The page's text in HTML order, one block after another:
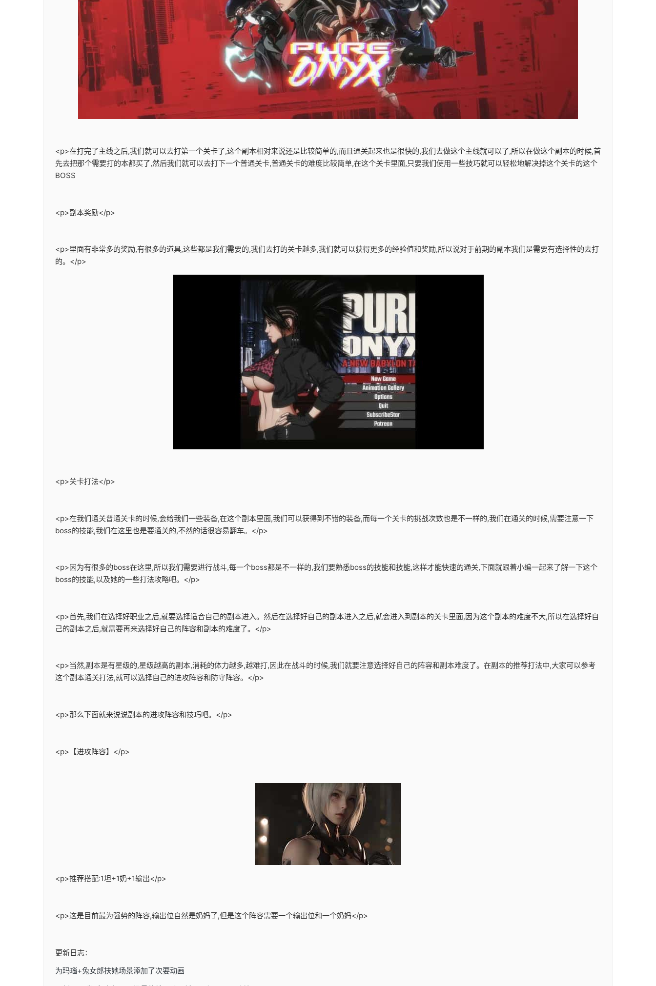
<p>在打完了主线之后,我们就可以去打第一个关卡了,这个副本相对来说还是比较简单的,而且通关起来也是很快的,我们去做这个主线就可以了,所以在做这个副本的时候,首
先去把那个需要打的本都买了,然后我们就可以去打下一个普通关卡,普通关卡的难度比较简单,在这个关卡里面,只要我们使用一些技巧就可以轻松地解决掉这个关卡的这个
BOSS
<p>副本奖励</p>
<p>里面有非常多的奖励,有很多的道具,这些都是我们需要的,我们去打的关卡越多,我们就可以获得更多的经验值和奖励,所以说对于前期的副本我们是需要有选择性的去打
的。</p>
<p>关卡打法</p>
<p>在我们通关普通关卡的时候,会给我们一些装备,在这个副本里面,我们可以获得到不错的装备,而每一个关卡的挑战次数也是不一样的,我们在通关的时候,需要注意一下
boss的技能,我们在这里也是要通关的,不然的话很容易翻车。</p>
<p>因为有很多的boss在这里,所以我们需要进行战斗,每一个boss都是不一样的,我们要熟悉boss的技能和技能,这样才能快速的通关,下面就跟着小编一起来了解一下这个
boss的技能,以及她的一些打法攻略吧。</p>
<p>首先,我们在选择好职业之后,就要选择适合自己的副本进入。然后在选择好自己的副本进入之后,就会进入到副本的关卡里面,因为这个副本的难度不大,所以在选择好自
己的副本之后,就需要再来选择好自己的阵容和副本的难度了。</p>
<p>当然,副本是有星级的,星级越高的副本,消耗的体力越多,越难打,因此在战斗的时候,我们就要注意选择好自己的阵容和副本难度了。在副本的推荐打法中,大家可以参考
这个副本通关打法,就可以选择自己的进攻阵容和防守阵容。</p>
<p>那么下面就来说说副本的进攻阵容和技巧吧。</p>
<p>【进攻阵容】</p>
<p>推荐搭配:1坦+1奶+1输出</p>
<p>这是目前最为强势的阵容,输出位自然是奶妈了,但是这个阵容需要一个输出位和一个奶妈</p>
更新日志：
为玛瑙+兔女郎扶她场景添加了次要动画